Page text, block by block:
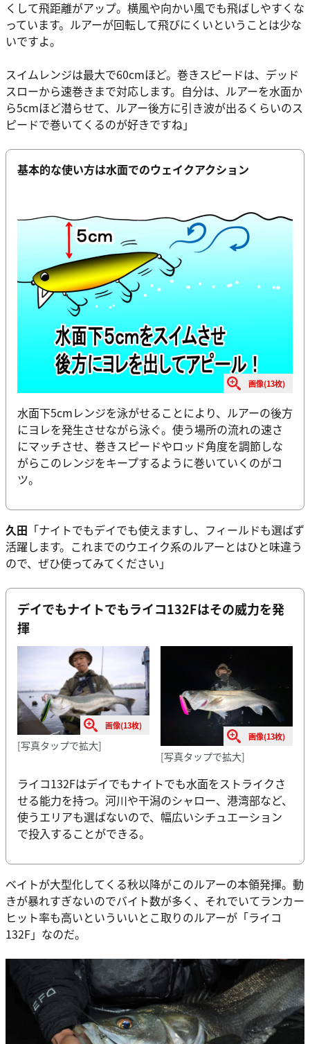
くして飛距離がアップ。横風や向かい風でも飛ばしやすくな
っています。ルアーが回転して飛びにくいということは少な
いですよ。
スイムレンジは最大で60cmほど。巻きスピードは、デッド
スローから速巻きまで対応します。自分は、ルアーを水面か
ら5cmほど潜らせて、ルアー後方に引き波が出るくらいのス
ピードで巻いてくるのが好きですね」
基本的な使い方は水面でのウェイクアクション
画像(13枚)
水面下5cmレンジを泳がせることにより、ルアーの後方
にヨレを発生させながら泳ぐ。使う場所の流れの速さ
にマッチさせ、巻きスピードやロッド角度を調節しな
がらこのレンジをキープするように巻いていくのがコ
ツ。
久田 「ナイトでもデイでも使えますし、フィールドも選ばず
活躍します。これまでのウエイク系のルアーとはひと味違う
ので、ぜひ使ってみてください」
デイでもナイトでもライコ132Fはその威力を発
揮
画像(13枚)
[写真タップで拡大]
画像(13枚)
[写真タップで拡大]
ライコ132Fはデイでもナイトでも水面をストライクさ
せる能力を持つ。河川や干潟のシャロー、港湾部など、
使うエリアも選ばないので、幅広いシチュエーション
で投入することができる。
ベイトが大型化してくる秋以降がこのルアーの本領発揮。動
きが暴れすぎないのでバイト数が多く、それでいてランカー
ヒット率も高いといういいとこ取りのルアーが「ライコ
132F」なのだ。